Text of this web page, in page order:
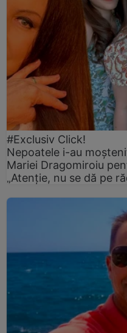
#Exclusiv Click!
Nepoatele i-au
Mariei Dragomiroiu
„Atenție, nu se dă pe